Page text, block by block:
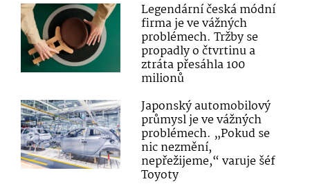
Legendární česká módní
firma je ve vážných
problémech. Tržby se
propadly o čtvrtinu a
ztráta přesáhla 100
milionů
Japonský automobilový
průmysl je ve vážných
problémech. „Pokud se
nic nezmění,
nepřežijeme,“ varuje šéf
Toyoty